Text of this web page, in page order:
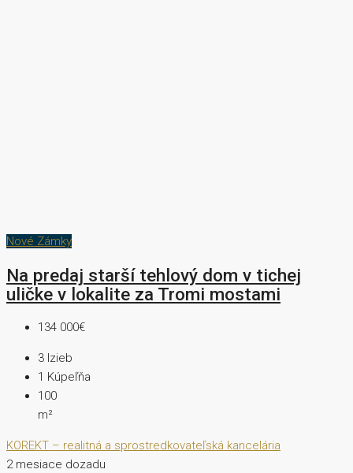
Nové Zámky
Na predaj starší tehlový dom v tichej
uličke v lokalite za Tromi mostami
134 000€
3 Izieb
1 Kúpeľňa
100
m²
KOREKT – realitná a sprostredkovateľská kancelária
2 mesiace dozadu